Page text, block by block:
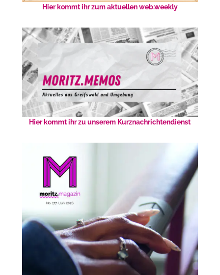
Hier kommt ihr zum aktuellen web.weekly
Hier kommt ihr zu unserem Kurznachrichtendienst